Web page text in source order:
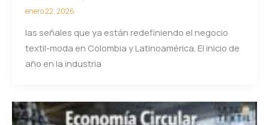
enero 22, 2026
las señales que ya están redefiniendo el negocio
textil-moda en Colombia y Latinoamérica. El inicio de
año en la industria